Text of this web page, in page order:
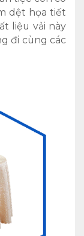
dệt họa tiết
liệu vải này
đi cùng các